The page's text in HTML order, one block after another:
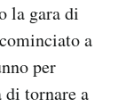
la gara di
a
per
di tornare a